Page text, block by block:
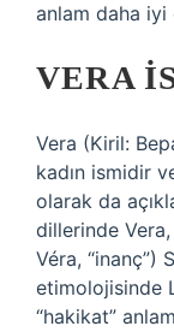
anlam daha iyi
VERA
Vera (Kiril:
kadın ismidir
olarak da
dillerinde
Véra, “inanç”)
etimolojisinde
“hakikat”